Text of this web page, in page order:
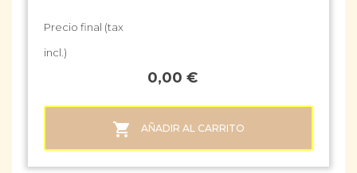
Precio final (tax
incl.)
0,00 €
 AÑADIR AL CARRITO